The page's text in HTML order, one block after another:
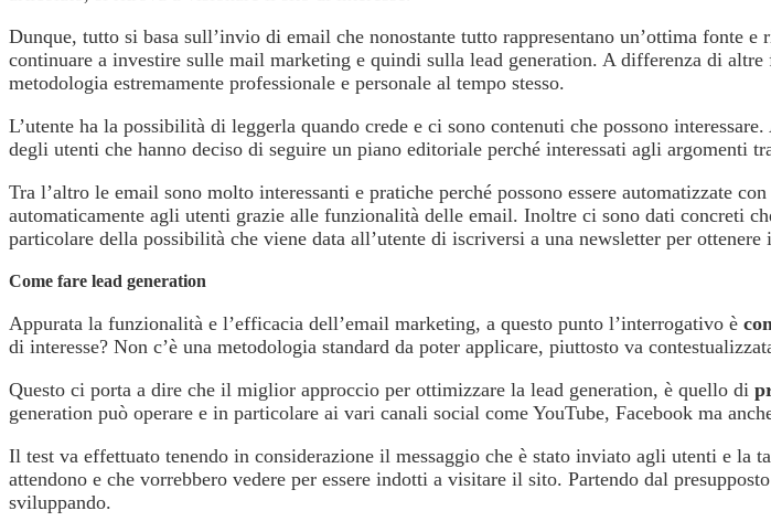
Dunque, tutto si basa sull’invio di email che nonostante tutto rappresentano un’ottima
continuare a investire sulle mail marketing e quindi sulla lead generation. A differenza di
metodologia estremamente professionale e personale al tempo stesso.
L’utente ha la possibilità di leggerla quando crede e ci sono contenuti che possono
degli utenti che hanno deciso di seguire un piano editoriale perché interessati agli argomenti
Tra l’altro le email sono molto interessanti e pratiche perché possono essere automatizzate
automaticamente agli utenti grazie alle funzionalità delle email. Inoltre ci sono dati concreti
particolare della possibilità che viene data all’utente di iscriversi a una newsletter per
Come fare lead generation
Appurata la funzionalità e l’efficacia dell’email marketing, a questo punto l’interrogativo è
di interesse? Non c’è una metodologia standard da poter applicare, piuttosto va
Questo ci porta a dire che il miglior approccio per ottimizzare la lead generation, è quello di
generation può operare e in particolare ai vari canali social come YouTube, Facebook ma
Il test va effettuato tenendo in considerazione il messaggio che è stato inviato agli utenti e
attendono e che vorrebbero vedere per essere indotti a visitare il sito. Partendo dal
sviluppando.